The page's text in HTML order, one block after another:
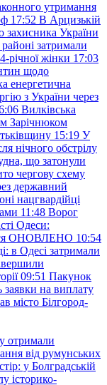
утримання
17:52 В Арцизькій
захисника України
затримали
річної жінки 17:03
щодо
енергетична
з України через
Вилківська
Зарічнюком
15:19 У
нічного обстрілу
що затонули
чергову схему
державний
нацгвардійці
11:48 Ворог
Одеси:
ОНОВЛЕНО 10:54
в Одесі затримали
09:51 Пакунок
на виплату
місто Білгород-
отримали
від румунських
у Болградській
історико-